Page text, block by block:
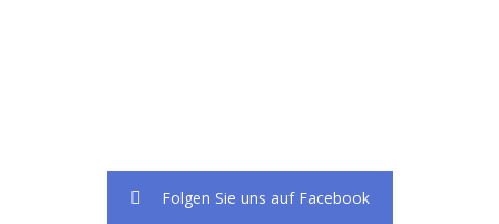
Folgen Sie uns auf Facebook